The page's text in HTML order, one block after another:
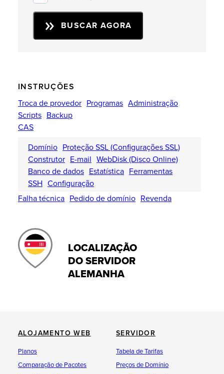
BUSCAR AGORA
INSTRUÇÕES
Troca de provedor Programas Administração
Scripts Backup
CAS
Domínio Proteção SSL (Configurações SSL)
Construtor E-mail WebDisk (Disco Online)
Banco de dados Estatística Ferramentas
SSH Configuração
Falha técnica Pedido de domínio Revenda
LOCALIZAÇÃO
DO SERVIDOR
ALEMANHA
ALOJAMENTO WEB
Planos
Comparação de Pacotes
SERVIDOR
Tabela de Tarifas
Preços de Domínio